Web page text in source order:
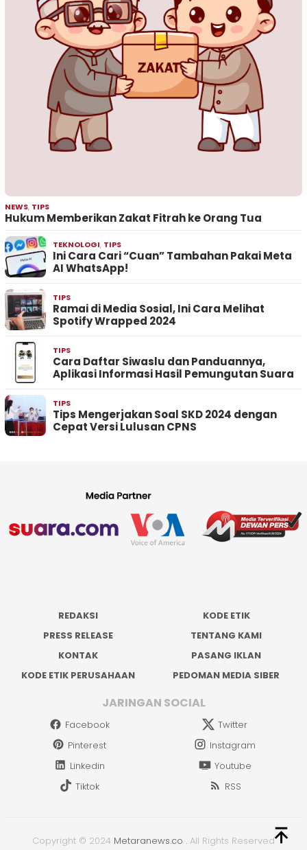
NEWS, TIPS
Hukum Memberikan Zakat Fitrah ke Orang Tua
TEKNOLOGI, TIPS
Ini Cara Cari “Cuan” Tambahan Pakai Meta
AI WhatsApp!
TIPS
Ramai di Media Sosial, Ini Cara Melihat
Spotify Wrapped 2024
TIPS
Cara Daftar Siwaslu dan Panduannya,
Aplikasi Informasi Hasil Pemungutan Suara
TIPS
Tips Mengerjakan Soal SKD 2024 dengan
Cepat Versi Lulusan CPNS
REDAKSI
KODE ETIK
PRESS RELEASE
TENTANG KAMI
KONTAK
PASANG IKLAN
KODE ETIK PERUSAHAAN
PEDOMAN MEDIA SIBER
JARINGAN SOCIAL
Facebook
Twitter
Pinterest
Instagram
Linkedin
Youtube
Tiktok
RSS
Copyright © 2024 Metaranews.co . All Rights Reserved